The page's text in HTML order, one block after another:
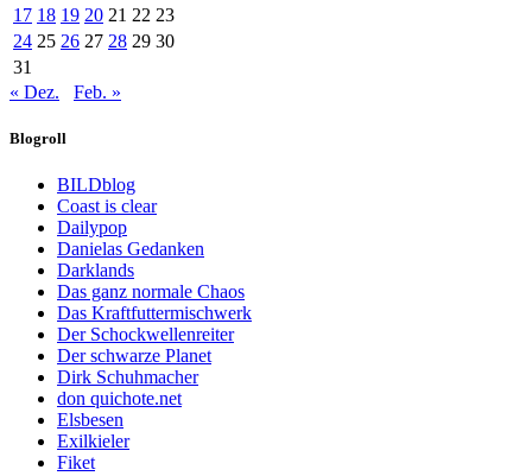
17 18 19 20 21 22 23
24 25 26 27 28 29 30
31
« Dez.
Feb. »
Blogroll
BILDblog
Coast is clear
Dailypop
Danielas Gedanken
Darklands
Das ganz normale Chaos
Das Kraftfuttermischwerk
Der Schockwellenreiter
Der schwarze Planet
Dirk Schuhmacher
don quichote.net
Elsbesen
Exilkieler
Fiket